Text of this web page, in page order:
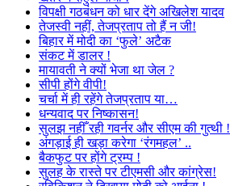
विपक्षी गठबंधन को धार देंगे अखिलेश यादव
तेजस्वी नहीं, तेजप्रताप तो हैं न जी!
बिहार में मोदी का ‘फुले’ अटैक
संकट में डालर !
मायावती ने क्यों भेजा था जेल ?
सीपी होंगे वीपी!
चर्चा में ही रहेंगे तेजप्रताप या…
धन्यवाद पर निष्कासन!
सुलझ नहीँ रही गवर्नर और सीएम की गुत्थी !
अंगड़ाई ही खड़ा करेगा ‘रंगमहल’ ..
बैकफुट पर होंगे ट्रम्प !
सुलह के रास्ते पर टीएमसी और कांग्रेस!